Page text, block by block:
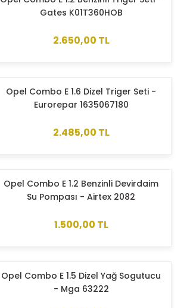
Gates K01T360HOB
2.650,00 TL
Opel Combo E 1.6 Dizel Triger Seti -
Eurorepar 1635067180
2.485,00 TL
Opel Combo E 1.2 Benzinli Devirdaim
Su Pompası - Airtex 2082
1.500,00 TL
Opel Combo E 1.5 Dizel Yağ Sogutucu
- Mga 63222